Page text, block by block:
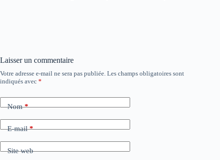
Laisser un commentaire
Votre adresse e-mail ne sera pas publiée. Les champs obligatoires sont
indiqués avec *
Nom*
E-mail*
Site web